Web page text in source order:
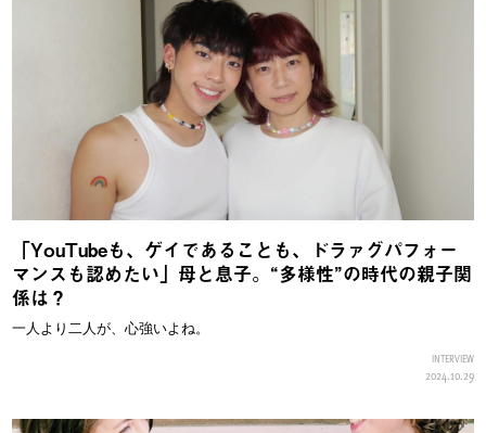
「YouTubeも、ゲイであることも、ドラァグパフォー
マンスも認めたい」母と息子。“多様性”の時代の親子関
係は？
一人より二人が、心強いよね。
INTERVIEW
2024.10.29